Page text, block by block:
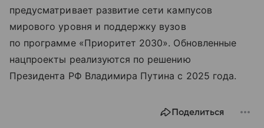
предусматривает развитие сети кампусов
мирового уровня и поддержку вузов
по программе «Приоритет 2030». Обновленные
нацпроекты реализуются по решению
Президента РФ Владимира Путина с 2025 года.
Поделиться